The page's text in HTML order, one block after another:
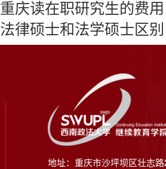
重庆读在职研究生的费用
法律硕士和法学硕士区别
地址：重庆市沙坪坝区壮志